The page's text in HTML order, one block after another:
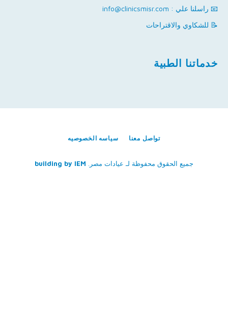
📧 راسلنا علي : info@clinicsmisr.com
📝 للشكاوي والاقتراحات
خدماتنا الطبية
تواصل معنا سياسه الخصوصيه
جميع الحقوق محفوظة لـ عيادات مصر building by IEM